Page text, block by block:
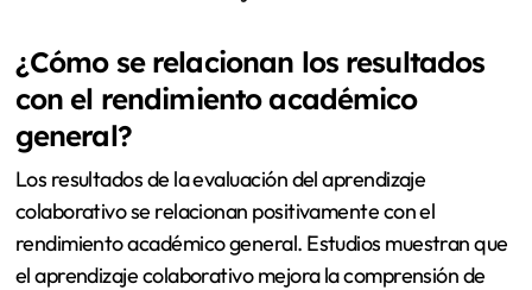
¿Cómo se relacionan los resultados
con el rendimiento académico
general?
Los resultados de la evaluación del aprendizaje
colaborativo se relacionan positivamente con el
rendimiento académico general. Estudios muestran que
el aprendizaje colaborativo mejora la comprensión de